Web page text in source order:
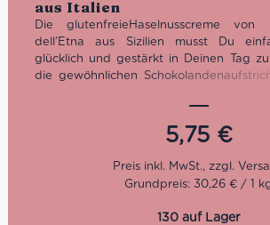
aus Italien
Die glutenfreieHaselnusscreme
dell’Etna aus Sizilien musst Du
glücklich und gestärkt in Deinen Tag
die gewöhnlichen
über 15 Jahren stellt I Dolci Sapori
der sizilianischen Trockenfrüchte
Mit Sitz in Bronte, einer Stadt, die in der
ihre Pistazien bekannt ist, stellt das
selbstvertsandlich auch
Süßwaren ohne Gluten her.
5,75 €
Grundpreis: 30,26 € / 1
130 auf Lager